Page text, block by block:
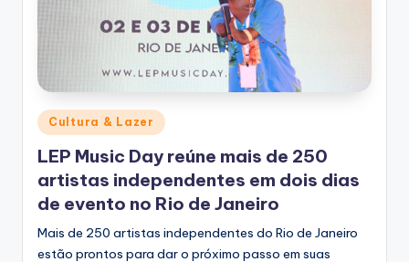
Posted
in
Cultura & Lazer
LEP Music Day reúne mais de 250
artistas independentes em dois dias
de evento no Rio de Janeiro
Mais de 250 artistas independentes do Rio de Janeiro
estão prontos para dar o próximo passo em suas